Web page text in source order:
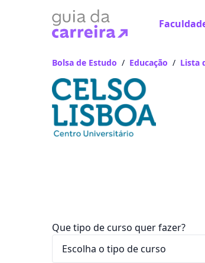
Bolsa de Estudo / Educação / Lista
Que tipo de curso quer fazer?